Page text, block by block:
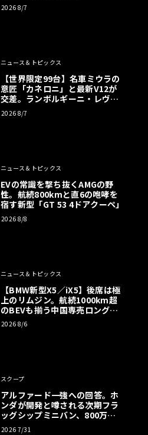
2026 8/7
ニュース＆トピックス
【世界限定99台】名車ミウラの
意匠「カネロニ」と最新V12が
交差。ランボルギーニ・レヴエ
ルトに60周年記念車が登場
2026 8/7
ニュース＆トピックス
EVの常識を撃ち抜くAMGの野
性。航続800kmと直6の咆哮を
宿す新型「GT 53 4ドアクーペ」
2026 8/8
ニュース＆トピックス
【BMW新型X5／iX5】後席は極
上のリムジン。航続1000km超
のBEVも揃う中国専売ロング仕
様の全貌
2026 8/6
スクープ
アルファード一強への回答。ホ
ンダが開発と噂される次期フラ
ッグシップミニバン、800万円
超の勝算【予想CG】
2026 7/31